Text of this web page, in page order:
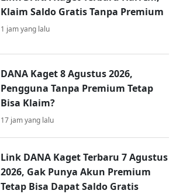
Klaim Saldo Gratis Tanpa Premium
1 jam yang lalu
DANA Kaget 8 Agustus 2026,
Pengguna Tanpa Premium Tetap
Bisa Klaim?
17 jam yang lalu
Link DANA Kaget Terbaru 7 Agustus
2026, Gak Punya Akun Premium
Tetap Bisa Dapat Saldo Gratis